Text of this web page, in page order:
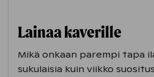
Lainaa kaverille
Mikä onkaan parempi tapa
sukulaisia kuin viikko